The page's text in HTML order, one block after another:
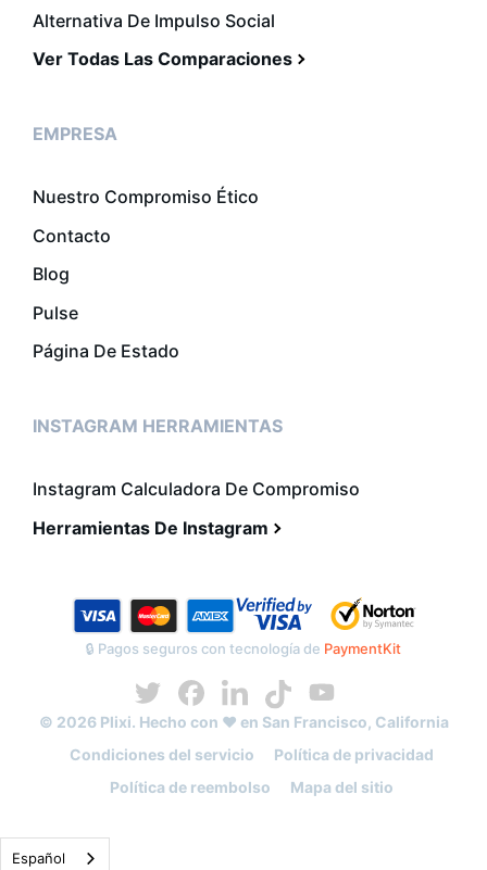
Alternativa De Impulso Social
Ver Todas Las Comparaciones
EMPRESA
Nuestro Compromiso Ético
Contacto
Blog
Pulse
Página De Estado
INSTAGRAM HERRAMIENTAS
Instagram Calculadora De Compromiso
Herramientas De Instagram
🔒 Pagos seguros con tecnología de PaymentKit
© 2026 Plixi. Hecho con ❤️ en San Francisco, California
Condiciones del servicio
Política de privacidad
Política de reembolso
Mapa del sitio
Español